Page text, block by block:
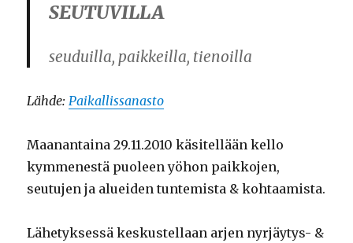
SEUTUVILLA
seuduilla, paikkeilla, tienoilla
Lähde:Paikallissanasto
Maanantaina 29.11.2010 käsitellään kello
kymmenestä puoleen yöhon paikkojen,
seutujen ja alueiden tuntemista & kohtaamista.
Lähetyksessä keskustellaan arjen nyrjäytys- &